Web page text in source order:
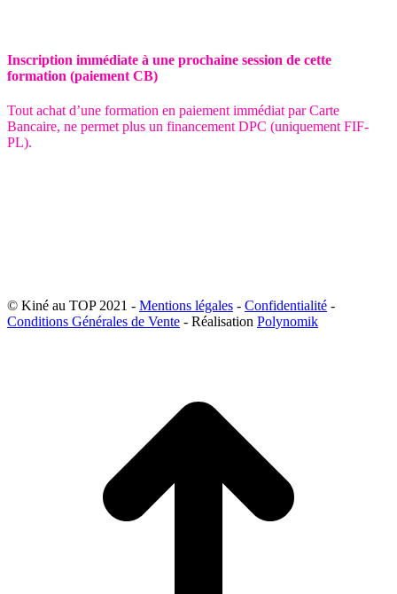
Inscription immédiate à une prochaine session de cette
formation (paiement CB)
Tout achat d’une formation en paiement immédiat par Carte
Bancaire, ne permet plus un financement DPC (uniquement FIF-
PL).
© Kiné au TOP 2021 - Mentions légales - Confidentialité -
Conditions Générales de Vente - Réalisation Polynomik